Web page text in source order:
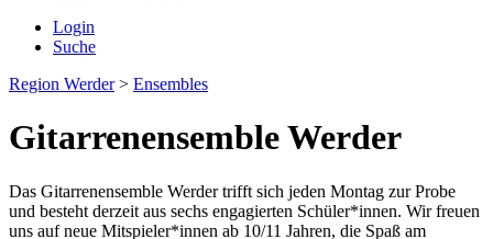
Login
Suche
Region Werder> Ensembles
Gitarrenensemble Werder
Das Gitarrenensemble Werder trifft sich jeden Montag zur Probe
und besteht derzeit aus sechs engagierten Schüler*innen. Wir freuen
uns auf neue Mitspieler*innen ab 10/11 Jahren, die Spaß am